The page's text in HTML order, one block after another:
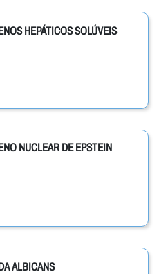
HEPÁTICOS SOLÚVEIS
NUCLEAR DE EPSTEIN
ALBICANS